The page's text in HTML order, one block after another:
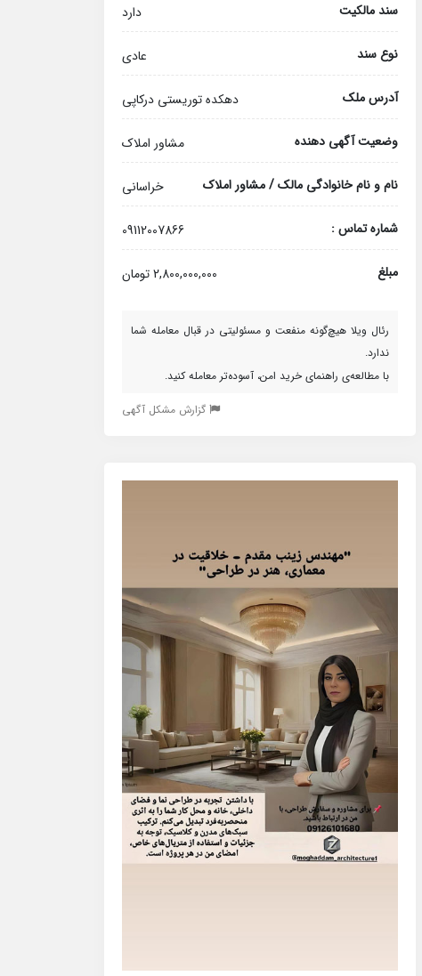
سند مالکیت دارد
نوع سند عادی
آدرس ملک دهکده توریستی درکاپی
وضعیت آگهی دهنده مشاور املاک
نام و نام خانوادگی مالک / مشاور املاک خراسانی
شماره تماس : 09112007866
مبلغ 2,800,000,000 تومان
رئال ویلا هیچ‌گونه منفعت و مسئولیتی در قبال معامله شما
ندارد.
با مطالعه‌ی راهنمای خرید امن، آسوده‌تر معامله کنید.
گزارش مشکل آگهی